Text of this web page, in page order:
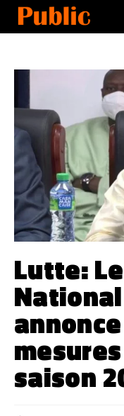
Lutte:
saison